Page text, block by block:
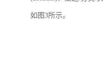
如图3所示。